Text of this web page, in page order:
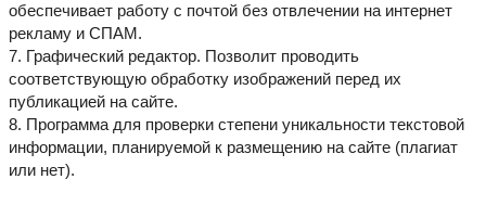
обеспечивает работу с почтой без отвлечении на интернет
рекламу и СПАМ.
7. Графический редактор. Позволит проводить
соответствующую обработку изображений перед их
публикацией на сайте.
8. Программа для проверки степени уникальности текстовой
информации, планируемой к размещению на сайте (плагиат
или нет).